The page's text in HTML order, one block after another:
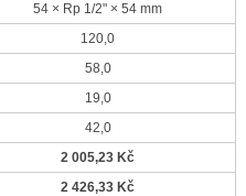
54 × Rp 1/2" × 54 mm
120,0
58,0
19,0
42,0
2 005,23 Kč
2 426,33 Kč